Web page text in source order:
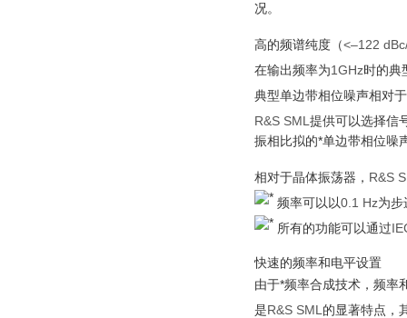
况。
高的频谱纯度（<–122
在输出频率为1GHz时的典
典型单边带相位噪声相对
R&S SML 提供可以选择信
振相比拟的*单边带相位噪
相对于晶体振荡器， R&S
频率可以以0.1 Hz为步
所有的功能可以通过
快速的频率和电平设置
由于*频率合成技术，频率
是R&S SML 的显著特点，